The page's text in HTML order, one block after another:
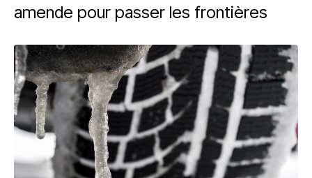
amende pour passer les frontières